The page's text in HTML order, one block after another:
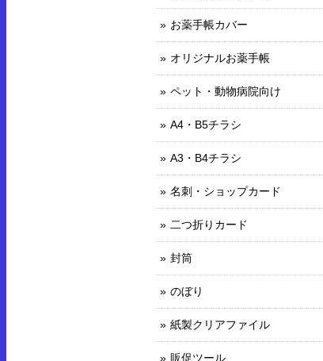
お薬手帳カバー
オリジナルお薬手帳
ペット・動物病院向け
A4・B5チラシ
A3・B4チラシ
名刺・ショップカード
二つ折りカード
封筒
のぼり
紙製クリアファイル
販促ツール